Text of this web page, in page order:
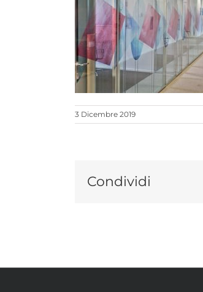
3 Dicembre 2019
Condividi